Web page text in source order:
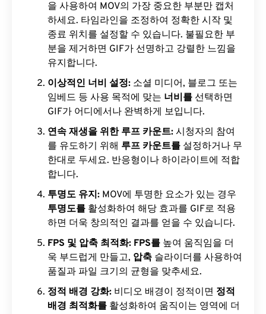
을 사용하여 MOV의 가장 중요한 부분만 캡처
하세요. 타임라인을 조정하여 정확한 시작 및
종료 위치를 설정할 수 있습니다. 불필요한 부
분을 제거하면 GIF가 선명하고 강렬한 느낌을
유지합니다.
이상적인 너비 설정: 소셜 미디어, 블로그 또는
임베드 등 사용 목적에 맞는 너비를 선택하면
GIF가 어디에서나 완벽하게 보입니다.
연속 재생을 위한 루프 카운트: 시청자의 참여
를 유도하기 위해 루프 카운트를 설정하거나 무
한대로 두세요. 반응형이나 하이라이트에 적합
합니다.
투명도 유지: MOV에 투명한 요소가 있는 경우
투명도를 활성화하여 해당 효과를 GIF로 적용
하면 더욱 창의적인 결과를 얻을 수 있습니다.
FPS 및 압축 최적화: FPS를 높여 움직임을 더
욱 부드럽게 만들고, 압축 슬라이더를 사용하여
품질과 파일 크기의 균형을 맞추세요.
정적 배경 강화: 비디오 배경이 정적이면 정적
배경 최적화를 활성화하여 움직이는 영역에 더